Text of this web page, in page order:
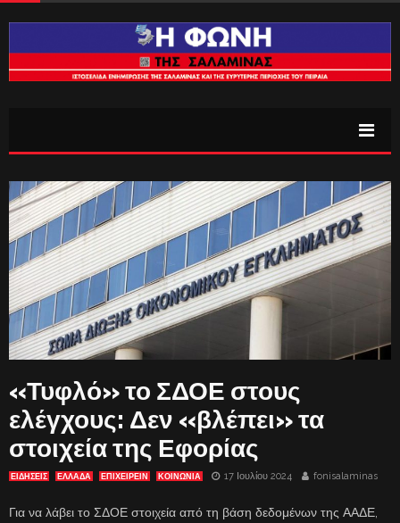
«Τυφλό» το ΣΔΟΕ στους
ελέγχους: Δεν «βλέπει» τα
στοιχεία της Εφορίας
ΕΙΔΗΣΕΙΣ ΕΛΛΑΔΑ ΕΠΙΧΕΙΡΕΙΝ ΚΟΙΝΩΝΙΑ 17 Ιουλίου 2024 fonisalaminas
Για να λάβει το ΣΔΟΕ στοιχεία από τη βάση δεδομένων της ΑΑΔΕ,